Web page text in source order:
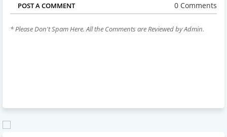
POST A COMMENT 0 Comments
* Please Don't Spam Here. All the Comments are Reviewed by Admin.